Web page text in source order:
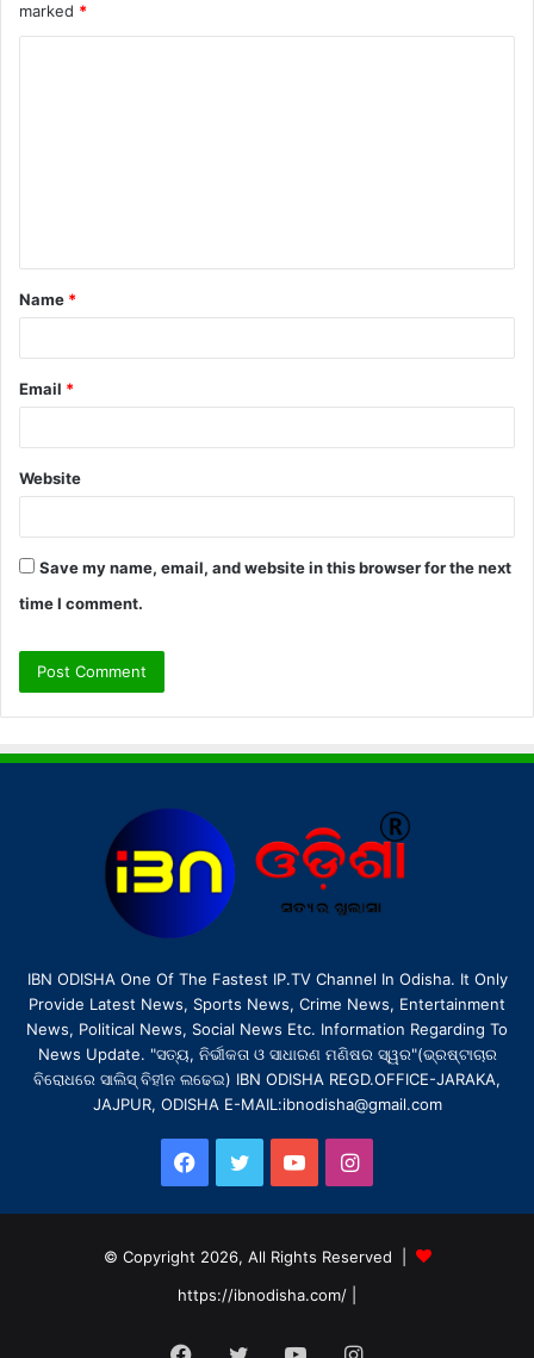
marked *
t
*
Name *
Email *
Website
Save my name, email, and website in this browser for the next
time I comment.
IBN ODISHA One Of The Fastest IP.TV Channel In Odisha. It Only
Provide Latest News, Sports News, Crime News, Entertainment
News, Political News, Social News Etc. Information Regarding To
News Update. "ସତ୍ୟ, ନିର୍ଭୀକତା ଓ ସାଧାରଣ ମଣିଷର ସ୍ୱର"(ଭ୍ରଷ୍ଟାଚାର
ବିରୋଧରେ ସାଲିସ୍ ବିହୀନ ଲଢେଇ) IBN ODISHA REGD.OFFICE-JARAKA,
JAJPUR, ODISHA E-MAIL:ibnodisha@gmail.com
Facebook
TwitterYouTubeInstagram
© Copyright 2026, All Rights Reserved |
https://ibnodisha.com/
Facebook
TwitterYouTubeInstagram